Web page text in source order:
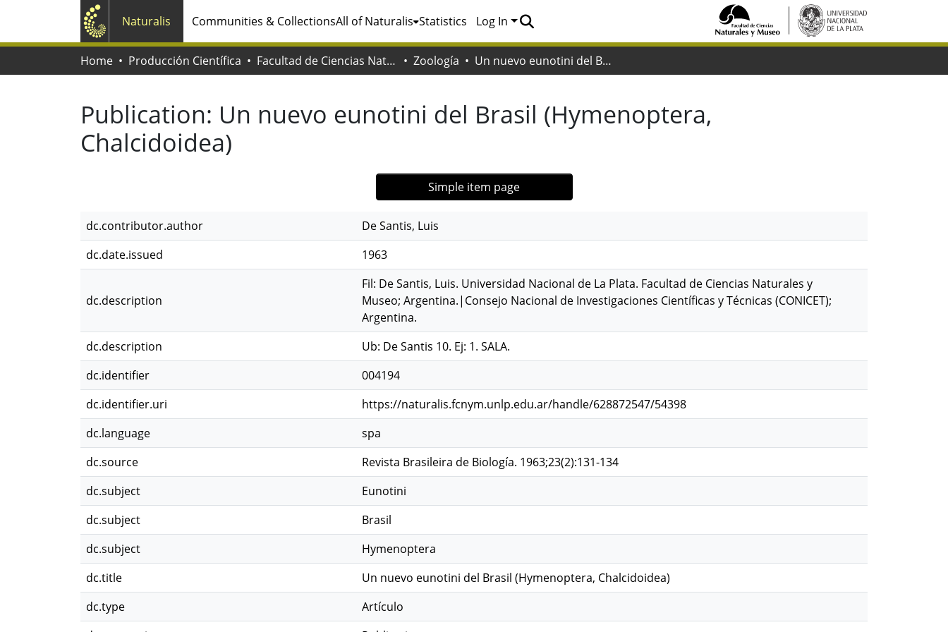
Naturalis Communities & CollectionsAll of Naturalis Statistics Log In
Home Producción Científica Facultad de Ciencias Naturales y Museo Zoología Un nuevo eunotini del Brasil (Hymenoptera, Chalcidoidea)
Publication: Un nuevo eunotini del Brasil (Hymenoptera,
Chalcidoidea)
Simple item page
dc.contributor.author
De Santis, Luis
dc.date.issued
1963
dc.description
Fil: De Santis, Luis. Universidad Nacional de La Plata. Facultad de Ciencias Naturales y
Museo; Argentina.|Consejo Nacional de Investigaciones Científicas y Técnicas (CONICET);
Argentina.
dc.description
Ub: De Santis 10. Ej: 1. SALA.
dc.identifier
004194
dc.identifier.uri
https://naturalis.fcnym.unlp.edu.ar/handle/628872547/54398
dc.language
spa
dc.source
Revista Brasileira de Biología. 1963;23(2):131-134
dc.subject
Eunotini
dc.subject
Brasil
dc.subject
Hymenoptera
dc.title
Un nuevo eunotini del Brasil (Hymenoptera, Chalcidoidea)
dc.type
Artículo